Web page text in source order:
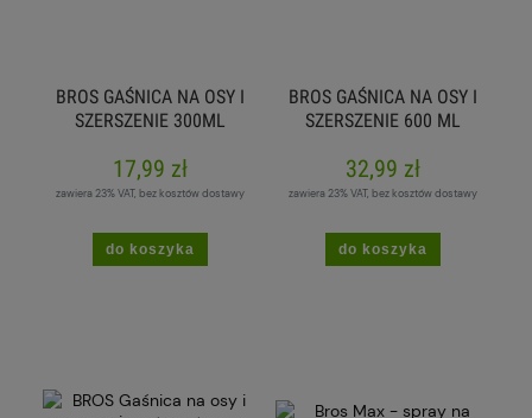
BROS GAŚNICA NA OSY I
SZERSZENIE 300ML
17,99 zł
zawiera 23% VAT, bez kosztów dostawy
do koszyka
BROS GAŚNICA NA OSY I
SZERSZENIE 600 ML
32,99 zł
zawiera 23% VAT, bez kosztów dostawy
do koszyka